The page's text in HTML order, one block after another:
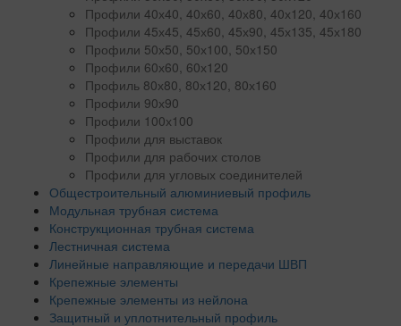
Профили 40х40, 40х60, 40х80, 40х120, 40х160
Профили 45х45, 45х60, 45х90, 45х135, 45х180
Профили 50х50, 50х100, 50х150
Профили 60х60, 60х120
Профиль 80х80, 80х120, 80х160
Профили 90х90
Профили 100х100
Профили для выставок
Профили для рабочих столов
Профили для угловых соединителей
Общестроительный алюминиевый профиль
Модульная трубная система
Конструкционная трубная система
Лестничная система
Линейные направляющие и передачи ШВП
Крепежные элементы
Крепежные элементы из нейлона
Защитный и уплотнительный профиль